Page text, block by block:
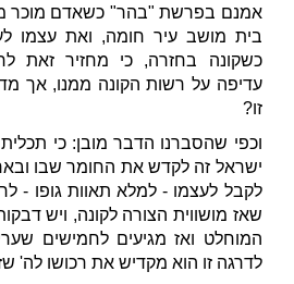
אמנם בפרשת "בהר" כשאדם מוכר
בית מושב עיר חומה, ואת עצמו
כשקונה בחזרה, כי מחזיר זאת
עדיפה על רשות הקונה ממנו, אך
זו?
וכפי שהסברנו הדבר מובן: כי
ישראל זה לקדש את החומר שבו
לקבל לעצמו - למלא תאוות גופו -
שאז מושווית הצורה לקונה, ויש
המוחלט ואז מגיעים לחמישים
לדרגה זו הוא מקדיש את רכושו לה'